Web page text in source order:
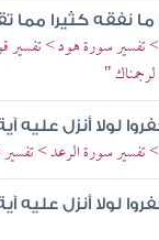
نفقه كثيرا مما
تفسير سورة هود > تفسير
"
لولا أنزل عليه
تفسير سورة الرعد >
لولا أنزل